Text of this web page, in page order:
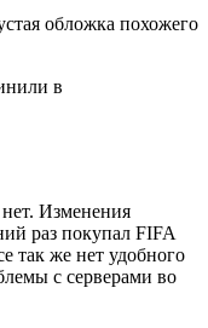
обложка похожего
в
Изменения
раз покупал FIFA
так же нет удобного
с серверами во